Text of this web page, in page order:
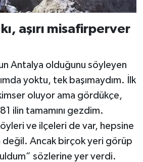
aşırı misafirperver
Antalya olduğunu söyleyen
yoktu, tek başımaydım. İlk
oluyor ama gördükçe,
ilin tamamını gezdim.
ve ilçeleri de var, hepsine
değil. Ancak birçok yeri görüp
sözlerine yer verdi.